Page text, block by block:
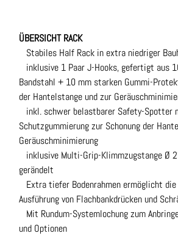
ÜBERSICHT RACK
Stabiles Half Rack in extra niedriger
inklusive 1 Paar J-Hooks, gefertigt aus
Bandstahl + 10 mm starken Gummi-
der Hantelstange und zur
inkl. schwer belastbarer Safety-Spotter
Schutzgummierung zur Schonung der
Geräuschminimierung
inklusive Multi-Grip-Klimmzugstange Ø
gerändelt
Extra tiefer Bodenrahmen ermöglicht
Ausführung von Flachbankdrücken und
Mit Rundum-Systemlochung zum
und Optionen